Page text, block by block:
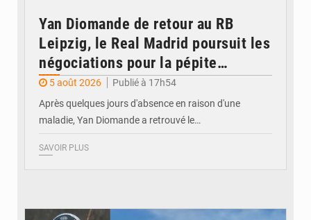
Yan Diomande de retour au RB
Leipzig, le Real Madrid poursuit les
négociations pour la pépite
ivoirienne
5 août 2026
Publié à 17h54
Après quelques jours d'absence en raison d'une
maladie, Yan Diomande a retrouvé le…
SAVOIR PLUS